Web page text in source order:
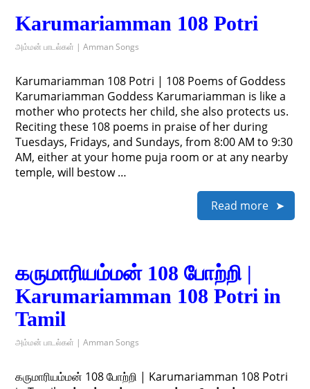
Karumariamman 108 Potri
அம்மன் பாடல்கள் | Amman Songs
Karumariamman 108 Potri | 108 Poems of Goddess
Karumariamman Goddess Karumariamman is like a
mother who protects her child, she also protects us.
Reciting these 108 poems in praise of her during
Tuesdays, Fridays, and Sundays, from 8:00 AM to 9:30
AM, either at your home puja room or at any nearby
temple, will bestow …
Read more
கருமாரியம்மன் 108 போற்றி |
Karumariamman 108 Potri in
Tamil
அம்மன் பாடல்கள் | Amman Songs
கருமாரியம்மன் 108 போற்றி | Karumariamman 108 Potri